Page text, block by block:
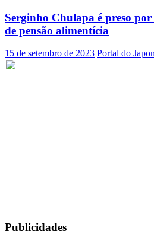
Serginho Chulapa é preso
de pensão alimentícia
15 de setembro de 2023 Portal do
Publicidades